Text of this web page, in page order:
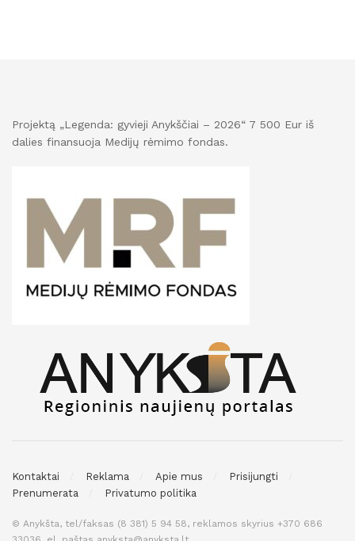
Projektą „Legenda: gyvieji Anykščiai – 2026“ 7 500 Eur iš
dalies finansuoja Medijų rėmimo fondas.
Kontaktai Reklama Apie mus
Prisijungti
Prenumerata
Privatumo politika
© Anykšta, tel/faksas (8 381) 5 94 58, reklamos skyrius +370 686